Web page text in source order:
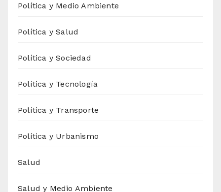
Política y Medio Ambiente
Política y Salud
Política y Sociedad
Política y Tecnología
Política y Transporte
Política y Urbanismo
Salud
Salud y Medio Ambiente